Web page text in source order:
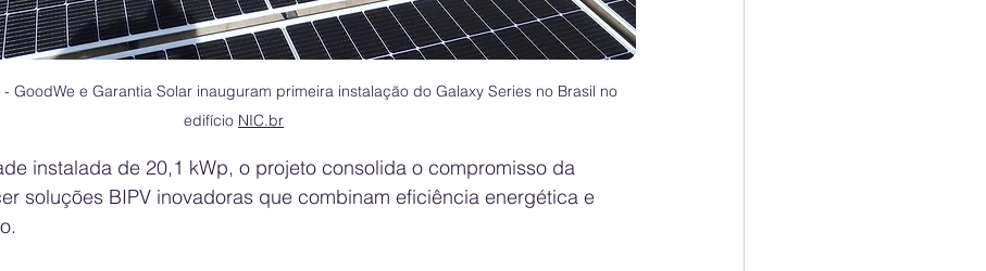
GoodWe e Garantia Solar inauguram primeira instalação do Galaxy Series no Brasil no
edifício NIC.br
instalada de 20,1 kWp, o projeto consolida o compromisso da
soluções BIPV inovadoras que combinam eficiência energética e